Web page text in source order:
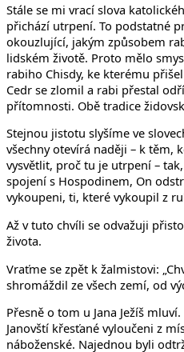
Stále se mi vrací slova
přichází utrpení. To podstatné
okouzlující, jakým způsobem
lidském životě. Proto mělo
rabiho Chisdy, ke kterému
Cedr se zlomil a rabi přestal
přítomnosti. Obě tradice
Stejnou jistotu slyšíme ve
všechny otevírá naději – k těm,
vysvětlit, proč tu je utrpení –
spojení s Hospodinem, On
vykoupeni, ti, které vykoupil z
Až v tuto chvíli se odvažuji
života.
Vraťme se zpět k žalmistovi:
shromáždil ze všech zemí, od
Přesně o tom u Jana Ježíš
Janovští křesťané vyloučeni z
náboženské. Najednou byli